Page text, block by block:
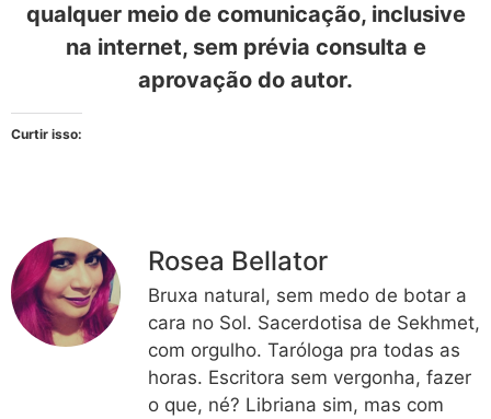
qualquer meio de comunicação, inclusive
na internet, sem prévia consulta e
aprovação do autor.
Curtir isso:
Rosea Bellator
Bruxa natural, sem medo de botar a
cara no Sol. Sacerdotisa de Sekhmet,
com orgulho. Taróloga pra todas as
horas. Escritora sem vergonha, fazer
o que, né? Libriana sim, mas com